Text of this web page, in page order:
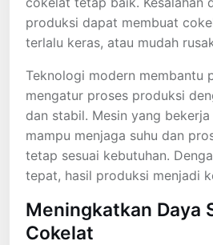
produksi dapat membuat
terlalu keras, atau mudah
Teknologi modern membantu
mengatur proses produksi
dan stabil. Mesin yang
mampu menjaga suhu dan
tetap sesuai kebutuhan.
tepat, hasil produksi menjadi
Meningkatkan Daya
Cokelat